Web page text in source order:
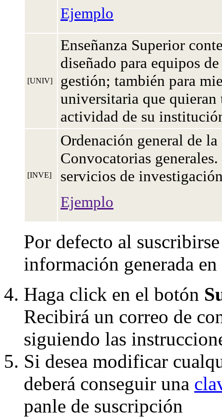
Ejemplo
[UNIV]
Enseñanza Superior
diseñado para equipos
gestión; también para
universitaria que
actividad de su
[INVE]
Ordenación general de
Convocatorias
servicios de
Ejemplo
Por defecto al
información generada en
Haga click en el botón
Recibirá un correo de
siguiendo las
Si desea modificar
deberá conseguir una
panle de suscripción